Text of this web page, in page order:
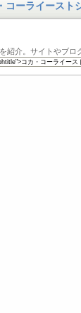
コーライース
紹介。サイトやブロ